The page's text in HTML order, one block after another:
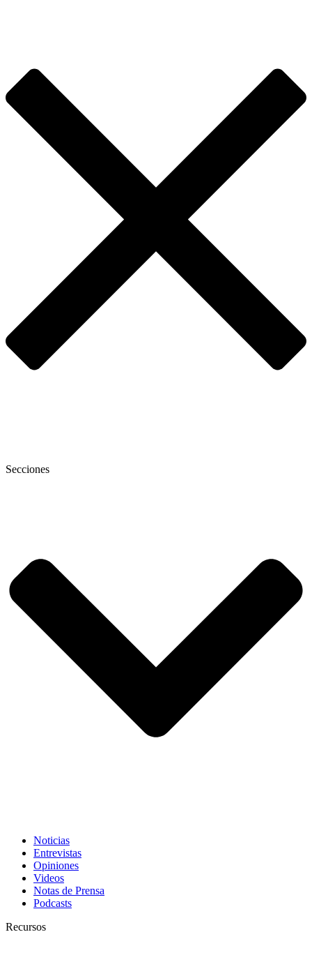
Secciones
Noticias
Entrevistas
Opiniones
Videos
Notas de Prensa
Podcasts
Recursos